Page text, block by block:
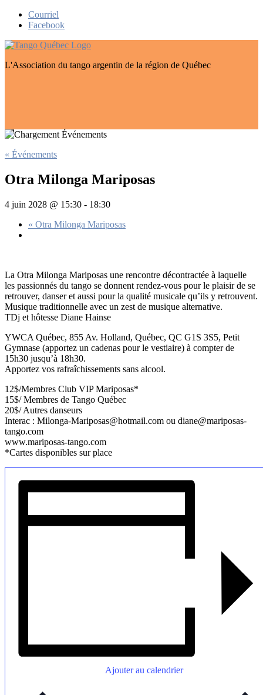
Skip
Courriel
Facebook
L'Association du tango argentin de la région de Québec
« Événements
Otra Milonga Mariposas
4 juin 2028 @ 15:30 - 18:30
« Otra Milonga Mariposas
La Otra Milonga Mariposas une rencontre décontractée à laquelle
les passionnés du tango se donnent rendez-vous pour le plaisir de se
retrouver, danser et aussi pour la qualité musicale qu’ils y retrouvent.
Musique traditionnelle avec un zest de musique alternative.
TDj et hôtesse Diane Hainse
YWCA Québec, 855 Av. Holland, Québec, QC G1S 3S5, Petit
Gymnase (apportez un cadenas pour le vestiaire) à compter de
15h30 jusqu’à 18h30.
Apportez vos rafraîchissements sans alcool.
12$/Membres Club VIP Mariposas*
15$/ Membres de Tango Québec
20$/ Autres danseurs
Interac : Milonga-Mariposas@hotmail.com ou diane@mariposas-
tango.com
www.mariposas-tango.com
*Cartes disponibles sur place
Ajouter au calendrier